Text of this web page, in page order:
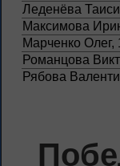
Леденёва
Максимова
Марченко Олег,
Романцова
Рябова